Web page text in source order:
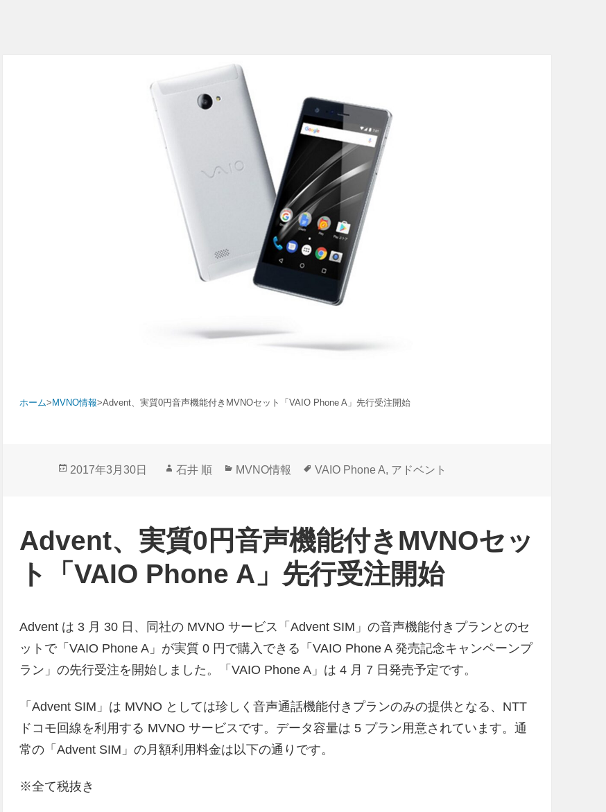
ホーム> MVNO情報>Advent、実質0円音声機能付きMVNOセット「VAIO Phone A」先行受注開始
投
2017年3月30日
作
石井 順
カ
リ
ー
MVNO情報
タ
VAIO Phone A, アドベント
Advent、実質0円音声機能付きMVNOセッ
ト「VAIO Phone A」先行受注開始
Advent は 3 月 30 日、同社の MVNO サービス「Advent SIM」の音声機能付きプランとのセ
ットで「VAIO Phone A」が実質 0 円で購入できる「VAIO Phone A 発売記念キャンペーンプ
ラン」の先行受注を開始しました。「VAIO Phone A」は 4 月 7 日発売予定です。
「Advent SIM」は MVNO としては珍しく音声通話機能付きプランのみの提供となる、NTT
ドコモ回線を利用する MVNO サービスです。データ容量は 5 プラン用意されています。通
常の「Advent SIM」の月額利用料金は以下の通りです。
※全て税抜き